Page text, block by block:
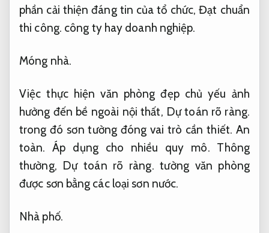
phần cải thiện đáng tin của tổ chức,Đạt chuẩn
thi công. công ty hay doanh nghiệp.
Móng nhà.
Việc thực hiện văn phòng đẹp chủ yếu ảnh
hưởng đến bề ngoài nội thất, Dự toán rõ ràng.
trong đó sơn tường đóng vai trò cần thiết. An
toàn. Áp dụng cho nhiều quy mô. Thông
thường, Dự toán rõ ràng. tường văn phòng
được sơn bằng các loại sơn nước.
Nhà phố.